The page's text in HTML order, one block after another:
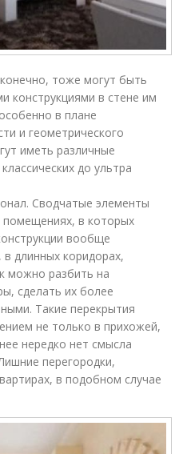
тоже могут быть
конструкциями в стене им
в плане
и геометрического
иметь различные
до ультра
Сводчатые элементы
в которых
вообще
длинных коридорах,
можно разбить на
сделать их более
Такие перекрытия
не только в прихожей,
нередко нет смысла
перегородки,
в подобном случае